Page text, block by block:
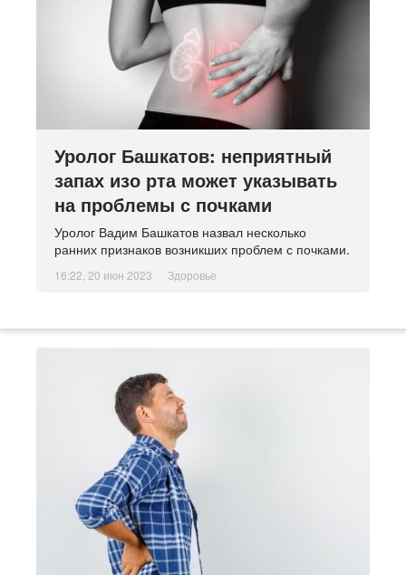
Уролог Башкатов: неприятный
запах изо рта может указывать
на проблемы с почками
Уролог Вадим Башкатов назвал несколько
ранних признаков возникших проблем с почками.
16:22, 20 июн 2023 Здоровье